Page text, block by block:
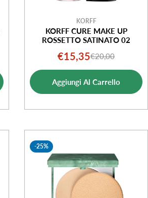
KORFF
KORFF CURE MAKE UP
ROSSETTO SATINATO 02
Prezzo
di
vendita
€15,35Prezzo
normale
€20,00
Aggiungi Al Carrello
-25%